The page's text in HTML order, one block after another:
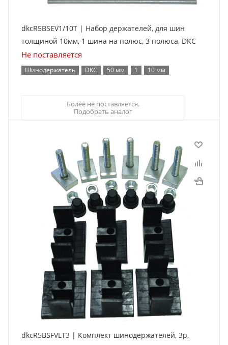
dkcR5BSEV1/10T | Набор держателей, для шин
толщиной 10мм, 1 шина на полюс, 3 полюса, DKC
Не поставляется
Шинодержатель DKC 50 мм 1 10 мм
Более не поставляется.
Подобрать аналог
dkcR5BSFVLT3 | Комплект шинодержателей, 3p,